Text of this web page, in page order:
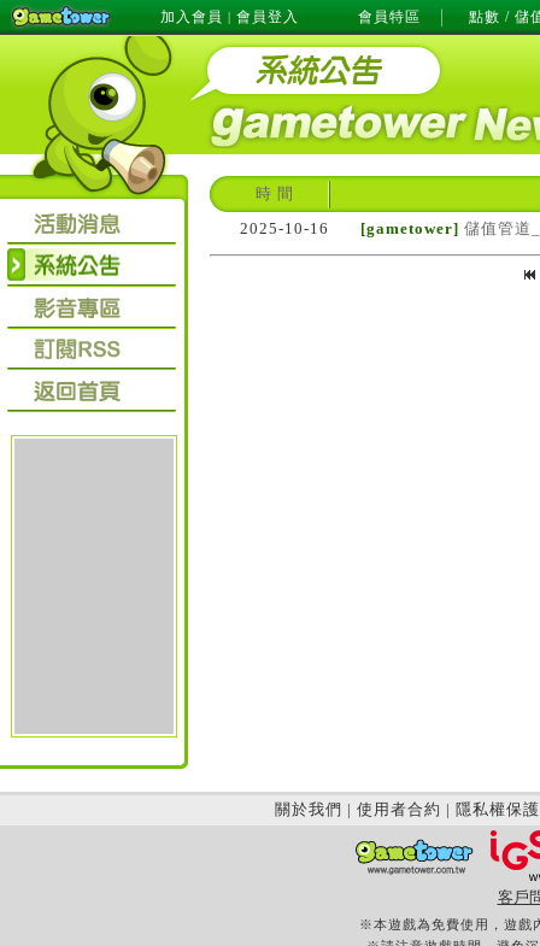
加入會員 | 會員登入 會員特區 點數 / 儲
時 間
2025-10-16
[gametower] 儲值管道
關於我們 | 使用者合約 | 隱私權保護
客戶
※本遊戲為免費使用，遊戲